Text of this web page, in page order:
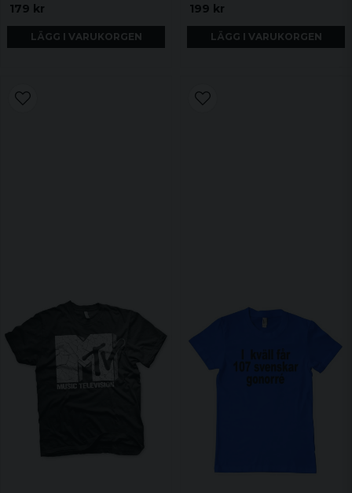
179 kr
LÄGG I VARUKORGEN
199 kr
LÄGG I VARUKORGEN